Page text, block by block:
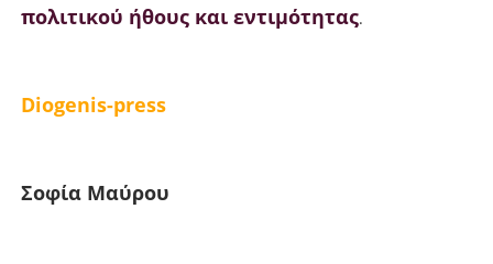
πολιτικού ήθους και εντιμότητας.
Diogenis-press
Σοφία Μαύρου